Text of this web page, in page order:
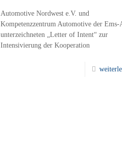
Automotive Nordwest e.V. und
Kompetenzzentrum Automotive der Ems-
unterzeichneten „Letter of Intent“ zur
Intensivierung der Kooperation